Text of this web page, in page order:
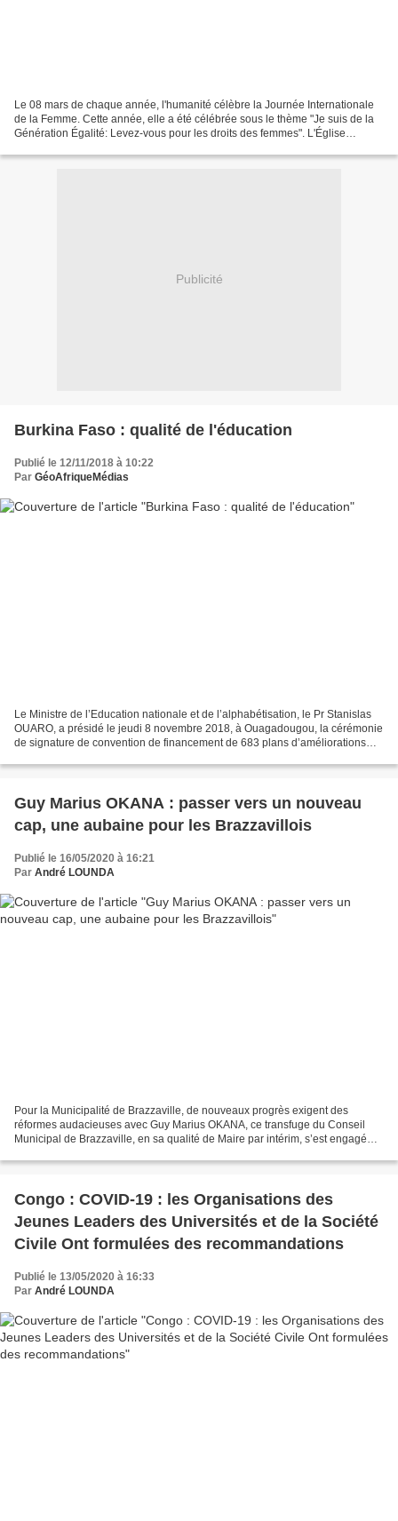
Le 08 mars de chaque année, l'humanité célèbre la Journée Internationale
de la Femme. Cette année, elle a été célébrée sous le thème "Je suis de la
Génération Égalité: Levez-vous pour les droits des femmes". L'Église
Publicité
Burkina Faso : qualité de l'éducation
Publié le 12/11/2018 à 10:22
Par GéoAfriqueMédias
Le Ministre de l’Education nationale et de l’alphabétisation, le Pr Stanislas
OUARO, a présidé le jeudi 8 novembre 2018, à Ouagadougou, la cérémonie
de signature de convention de financement de 683 plans d’améliorations
Guy Marius OKANA : passer vers un nouveau
cap, une aubaine pour les Brazzavillois
Publié le 16/05/2020 à 16:21
Par André LOUNDA
Pour la Municipalité de Brazzaville, de nouveaux progrès exigent des
réformes audacieuses avec Guy Marius OKANA, ce transfuge du Conseil
Municipal de Brazzaville, en sa qualité de Maire par intérim, s’est engagé
Congo : COVID-19 : les Organisations des
Jeunes Leaders des Universités et de la Société
Civile Ont formulées des recommandations
Publié le 13/05/2020 à 16:33
Par André LOUNDA